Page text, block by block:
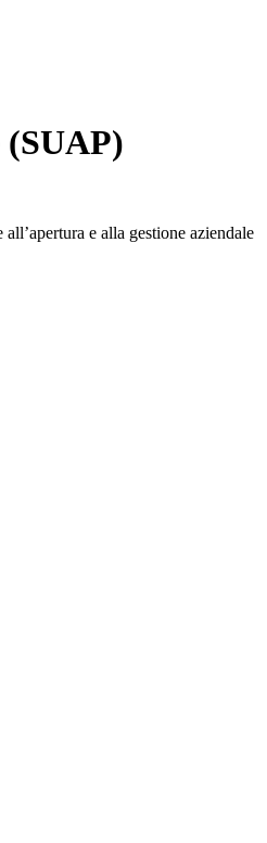
e alla gestione aziendale